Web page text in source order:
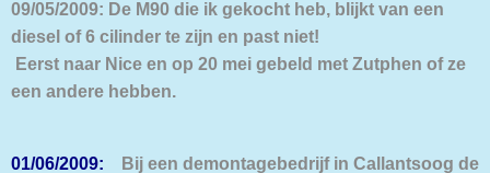
09/05/2009: De M90 die ik gekocht heb, blijkt van een
diesel of 6 cilinder te zijn en past niet!
Eerst naar Nice en op 20 mei gebeld met Zutphen of ze
een andere hebben.
01/06/2009: Bij een demontagebedrijf in Callantsoog de